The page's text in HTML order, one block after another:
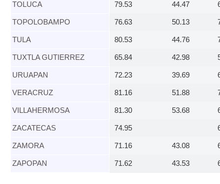
​TOLUCA 79.53 44.47
TOPOLOBAMPO​ 76.63 50.13
TULA​ 80.53 44.76
TUXTLA GUTIERREZ​ 65.84 42.98
​URUAPAN 72.23 39.69
VERACRUZ​ 81.16 51.88
​VILLAHERMOSA 81.30 53.68
ZACATECAS​ 74.95
ZAMORA​ 71.16 43.08
ZAPOPAN​ 71.62 43.53